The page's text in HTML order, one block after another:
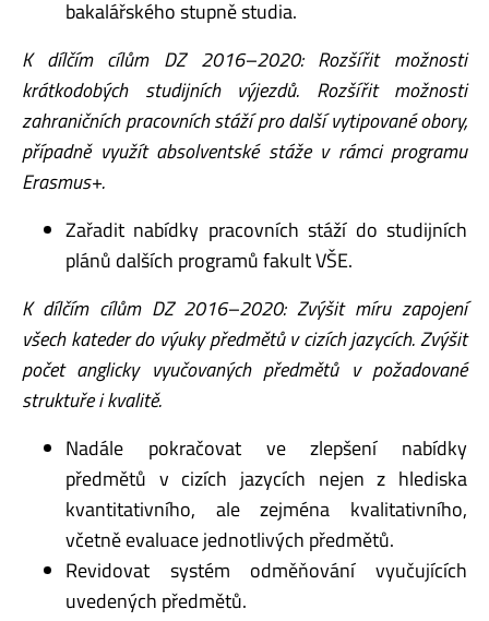
bakalářského stupně studia.
K dílčím cílům DZ 2016–2020: Rozšířit možnosti
krátkodobých studijních výjezdů. Rozšířit možnosti
zahraničních pracovních stáží pro další vytipované obory,
případně využít absolventské stáže v rámci programu
Erasmus+.
Zařadit nabídky pracovních stáží do studijních
plánů dalších programů fakult VŠE.
K dílčím cílům DZ 2016–2020: Zvýšit míru zapojení
všech kateder do výuky předmětů v cizích jazycích. Zvýšit
počet anglicky vyučovaných předmětů v požadované
struktuře i kvalitě.
Nadále pokračovat ve zlepšení nabídky
předmětů v cizích jazycích nejen z hlediska
kvantitativního, ale zejména kvalitativního,
včetně evaluace jednotlivých předmětů.
Revidovat systém odměňování vyučujících
uvedených předmětů.